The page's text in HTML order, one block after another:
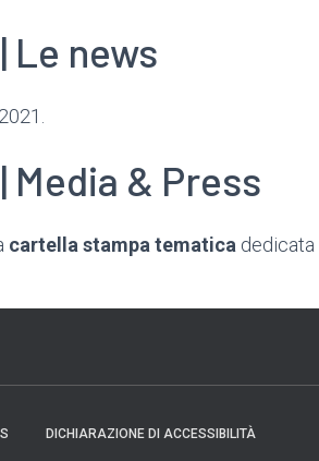
Le news
Media & Press
cartella stampa tematica dedicata
DICHIARAZIONE DI ACCESSIBILITÀ